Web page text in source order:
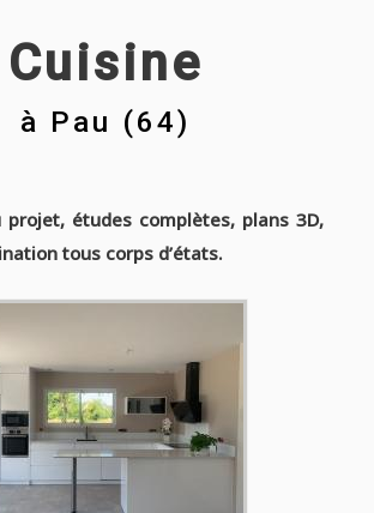
Cuisine
à Pau (64)
projet, études complètes, plans 3D,
tous corps d’états.